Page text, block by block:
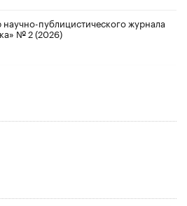
публицистического журнала
№ 2 (2026)